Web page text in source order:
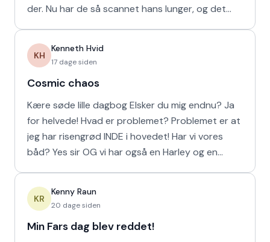
der. Nu har de så scannet hans lunger, og det
KH
Kenneth Hvid
17 dage siden
Cosmic chaos
Kære søde lille dagbog Elsker du mig endnu? Ja
for helvede! Hvad er problemet? Problemet er at
jeg har risengrød INDE i hovedet! Har vi vores
båd? Yes sir OG vi har også en Harley og en
KR
Kenny Raun
20 dage siden
Min Fars dag blev reddet!